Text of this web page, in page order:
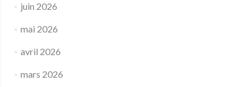
juin 2026
mai 2026
avril 2026
mars 2026